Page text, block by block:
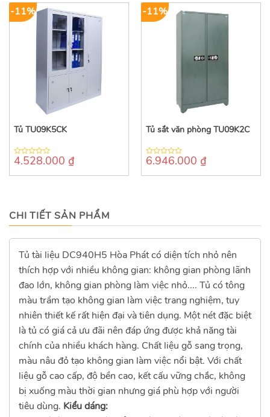
-11%
Tủ TU09K5CK
0
of
4.528.000 ₫
-11%
Tủ sắt văn phòng TU09K2C
0
of
6.946.000 ₫
CHI TIẾT SẢN PHẨM
Tủ tài liệu DC940H5 Hòa Phát có diện tích nhỏ nên
thích hợp với nhiều không gian: không gian phòng lãnh
đao lớn, không gian phòng làm việc nhỏ.... Tủ có tông
màu trầm tạo không gian làm việc trang nghiệm, tuy
nhiên thiết kế rất hiện đại và tiên dụng. Một nét đặc biệt
là tủ có giá cả ưu đãi nên đáp ứng được khả năng tài
chính của nhiều khách hàng. Chất liệu gỗ sang trọng,
màu nâu đỏ tạo không gian làm việc nổi bật. Với chất
liệu gỗ cao cấp, độ bền cao, kết cấu vững chắc, không
bị xuống màu thời gian nhưng giá phù hợp với người
tiêu dùng. Kiểu dáng: